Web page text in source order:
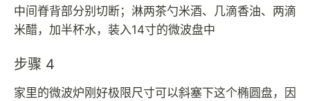
中间脊背部分别切断；淋两茶勺米酒、几滴香油、两滴
米醋，加半杯水，装入14寸的微波盘中
步骤 4
家里的微波炉刚好极限尺寸可以斜塞下这个椭圆盘，因